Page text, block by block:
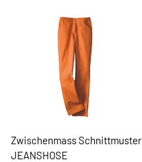
Zwischenmass Schnittmuster
JEANSHOSE